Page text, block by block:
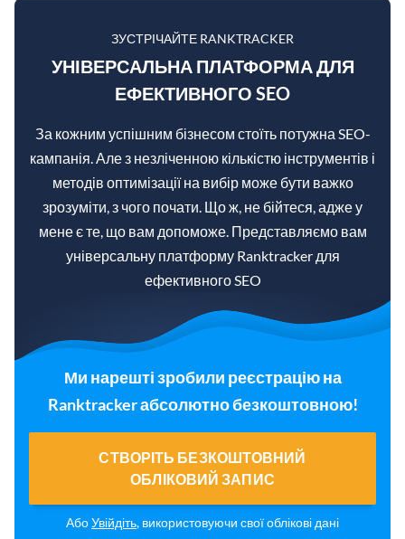
ЗУСТРІЧАЙТЕ RANKTRACKER
УНІВЕРСАЛЬНА ПЛАТФОРМА ДЛЯ
ЕФЕКТИВНОГО SEO
За кожним успішним бізнесом стоїть потужна SEO-
кампанія. Але з незліченною кількістю інструментів і
методів оптимізації на вибір може бути важко
зрозуміти, з чого почати. Що ж, не бійтеся, адже у
мене є те, що вам допоможе. Представляємо вам
універсальну платформу Ranktracker для
ефективного SEO
Ми нарешті зробили реєстрацію на
Ranktracker абсолютно безкоштовною!
СТВОРІТЬ БЕЗКОШТОВНИЙ
ОБЛІКОВИЙ ЗАПИС
АбоУвійдіть, використовуючи свої облікові дані